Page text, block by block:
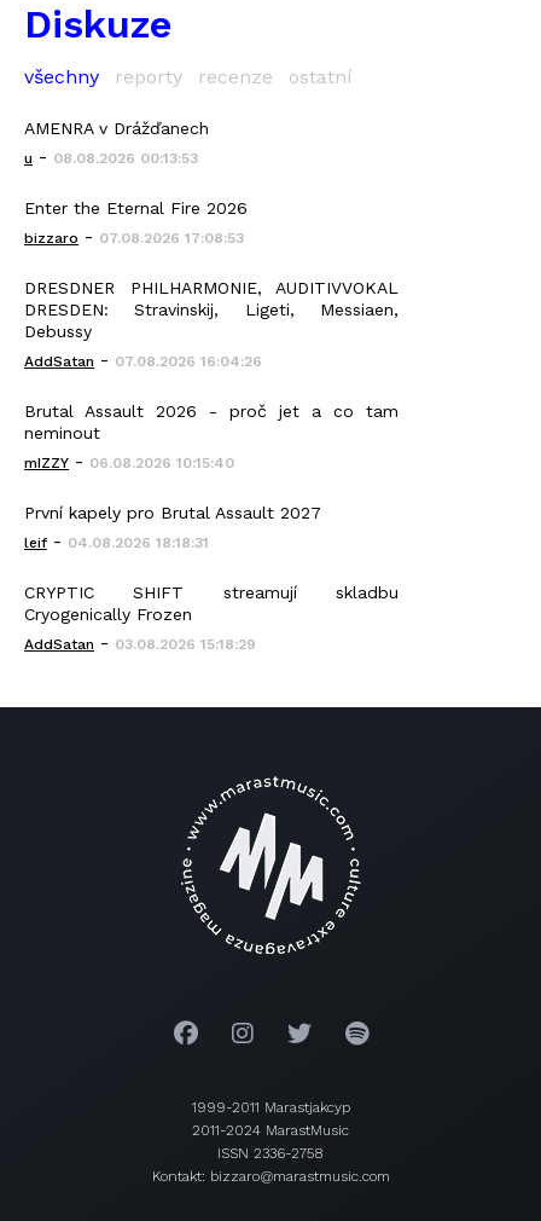
Diskuze
všechny reporty recenze ostatní
AMENRA v Drážďanech
u - 08.08.2026 00:13:53
Enter the Eternal Fire 2026
bizzaro - 07.08.2026 17:08:53
DRESDNER PHILHARMONIE, AUDITIVVOKAL
DRESDEN: Stravinskij, Ligeti, Messiaen,
Debussy
AddSatan - 07.08.2026 16:04:26
Brutal Assault 2026 - proč jet a co tam
neminout
mIZZY - 06.08.2026 10:15:40
První kapely pro Brutal Assault 2027
leif - 04.08.2026 18:18:31
CRYPTIC SHIFT streamují skladbu
Cryogenically Frozen
AddSatan - 03.08.2026 15:18:29
1999-2011 Marastjakcyp
2011-2024 MarastMusic
ISSN 2336-2758
Kontakt: bizzaro@marastmusic.com